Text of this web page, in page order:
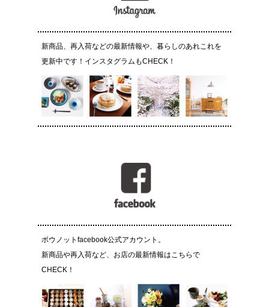
新商品、再入荷などの最新情報や、暮らしのあれこれを
更新中です！インスタグラムもCHECK！
ボウノットfacebook公式アカウント。
新商品や再入荷など、お店の最新情報はこちらで
CHECK！